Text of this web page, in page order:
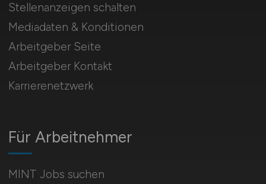
Für Arbeitnehmer
MINT Jobs suchen
Stellenanzeigen schalten
Mediadaten & Konditionen
Arbeitgeber Seite
Arbeitgeber Kontakt
Karrierenetzwerk